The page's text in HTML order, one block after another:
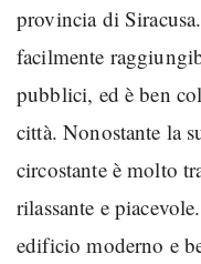
provincia di
facilmente
pubblici, ed è ben
città. Nonostante la
circostante è molto
rilassante e
edificio moderno e